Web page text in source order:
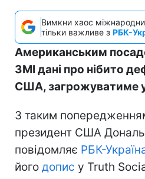
Вимкни хаос
тільки важливе з РБК-
Американським
ЗМІ дані про нібито
США, загрожуватиме
З таким
президент США
повідомляє РБК-
його допис у Truth